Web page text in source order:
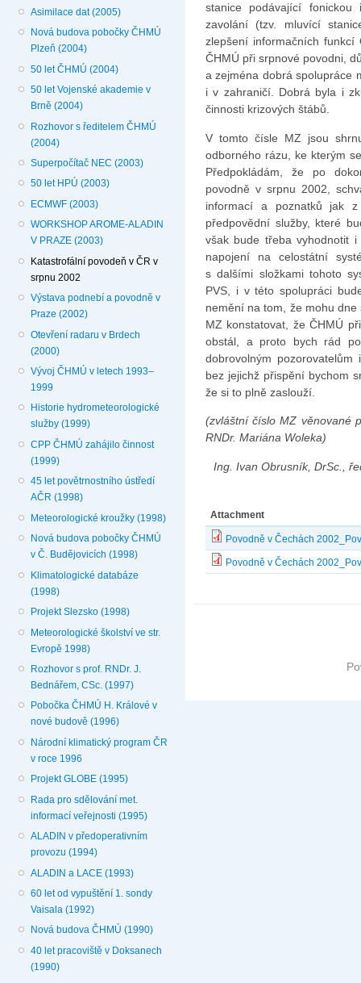
Asimilace dat (2005)
Nová budova pobočky ČHMÚ
Plzeň (2004)
50 let ČHMÚ (2004)
50 let Vojenské akademie v
Brně (2004)
Rozhovor s ředitelem ČHMÚ
(2004)
Superpočítač NEC (2003)
50 let HPÚ (2003)
ECMWF (2003)
WORKSHOP AROME-ALADIN
V PRAZE (2003)
Katastrofální povodeň v ČR v
srpnu 2002
Výstava podnebí a povodně v
Praze (2002)
Otevření radaru v Brdech
(2000)
Vývoj ČHMÚ v letech 1993–
1999
Historie hydrometeorologické
služby (1999)
CPP ČHMÚ zahájilo činnost
(1999)
45 let povětrnostního ústředí
AČR (1998)
Meteorologické kroužky (1998)
Nová budova pobočky ČHMÚ
v Č. Budějovicích (1998)
Klimatologické databáze
(1998)
Projekt Slezsko (1998)
Meteorologické školství ve str.
Evropě 1998)
Rozhovor s prof. RNDr. J.
Bednářem, CSc. (1997)
Pobočka ČHMÚ H. Králové v
nové budově (1996)
Národní klimatický program ČR
v roce 1996
Projekt GLOBE (1995)
Rada pro sdělování met.
informací veřejnosti (1995)
ALADIN v předoperativním
provozu (1994)
ALADIN a LACE (1993)
60 let od vypuštění 1. sondy
Vaisala (1992)
Nová budova ČHMÚ (1990)
40 let pracoviště v Doksanech
(1990)
stanice podávající fonickou
zavolání (tzv. mluvící
zlepšení informačních
ČHMÚ při srpnové povodni,
a zejména dobrá spolupráce
i v zahraničí. Dobrá byla i
činnosti krizových štábů.
V tomto čísle MZ jsou
odborného rázu, ke kterým
Předpokládám, že po
povodně v srpnu 2002,
informací a poznatků jak
předpovědní služby, které
však bude třeba vyhodnotit
napojení na celostátní
s dalšími složkami tohoto
PVS, i v této spolupráci
nemění na tom, že mohu
MZ konstatovat, že ČHMÚ
obstál, a proto bych rád
dobrovolným
bez jejichž přispění bychom
že si to plně zaslouží.
(zvláštní číslo MZ věnované
RNDr. Mariána Woleka)
Ing. Ivan Obrusník, DrSc.,
Attachment
Povodně v Čechách
Povodně v Čechách